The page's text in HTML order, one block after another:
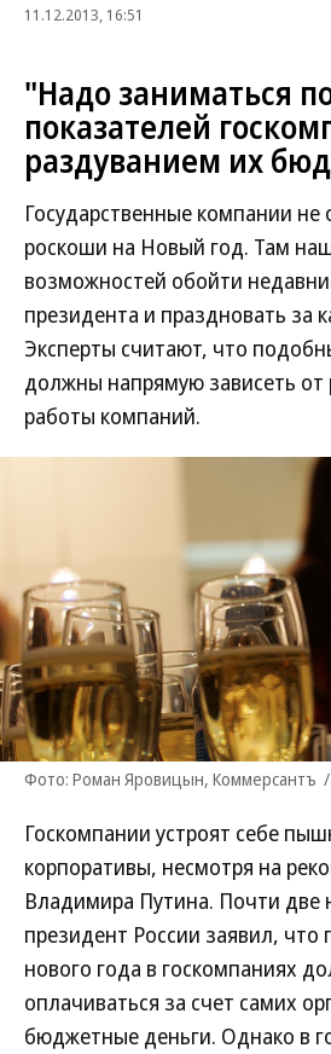
11.12.2013, 16:51
"Надо заниматься
показателей
раздуванием их
Государственные компании не
роскоши на Новый год. Там
возможностей обойти
президента и праздновать за
Эксперты считают, что
должны напрямую зависеть от
работы компаний.
Фото: Роман Яровицын, Коммерсантъ /
Госкомпании устроят себе
корпоративы, несмотря на
Владимира Путина. Почти две
президент России заявил, что
нового года в госкомпаниях
оплачиваться за счет самих
бюджетные деньги. Однако в